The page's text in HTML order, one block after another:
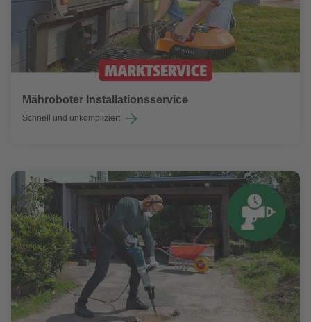
Mähroboter Installationsservice
Schnell und unkompliziert